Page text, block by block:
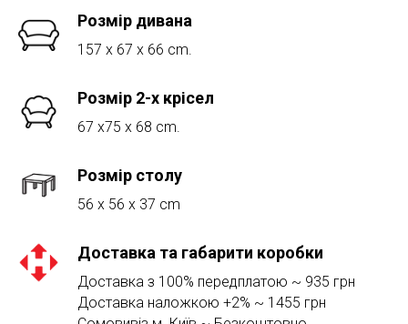
Розмір дивана
157 x 67 x 66 cm.
Розмір 2-х крісел
67 x75 x 68 cm.
Розмір столу
56 x 56 x 37 cm
Доставка та габарити коробки
Доставка з 100% передплатою ~ 935 грн
Доставка наложкою +2% ~ 1455 грн